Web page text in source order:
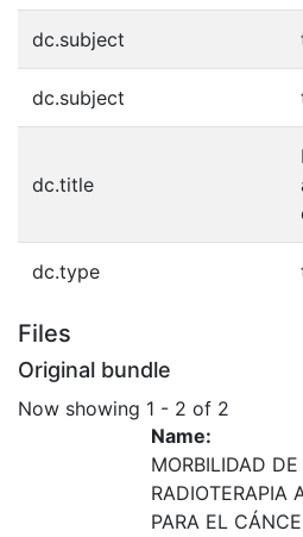
dc.subject
dc.subject
dc.title
dc.type
Files
Original bundle
Now showing 1 - 2 of 2
Name:
MORBILIDAD
RADIOTERAPIA
PARA EL